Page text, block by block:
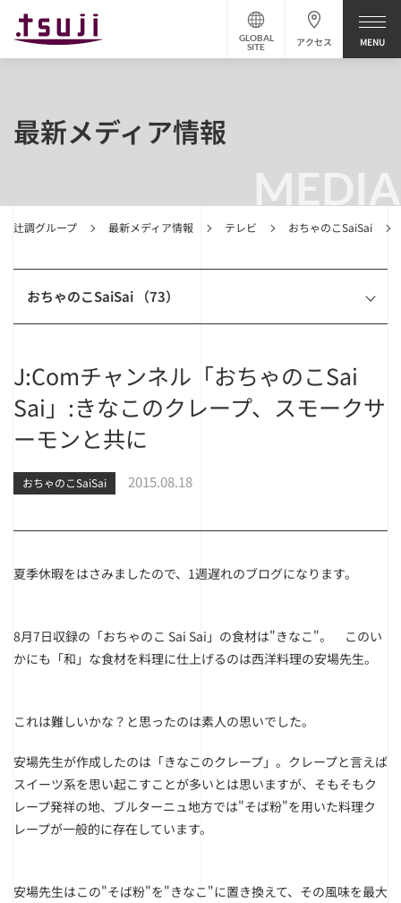
アクセス
GLOBAL
SITE
MEDIA
辻調グループ 最新メディア情報 テレビ おちゃのこSaiSai
最新メディア情報
おちゃのこSaiSai （73）
J:Comチャンネル「おちゃのこSai
Sai」:きなこのクレープ、スモークサ
ーモンと共に
おちゃのこSaiSai 2015.08.18
夏季休暇をはさみましたので、1週遅れのブログになります。
8月7日収録の「おちゃのこ Sai Sai」の食材は"きなこ"。 このい
かにも「和」な食材を料理に仕上げるのは西洋料理の安場先生。
これは難しいかな？と思ったのは素人の思いでした。
安場先生が作成したのは「きなこのクレープ」。クレープと言えば
スイーツ系を思い起こすことが多いとは思いますが、そもそもク
レープ発祥の地、ブルターニュ地方では"そば粉"を用いた料理ク
レープが一般的に存在しています。
安場先生はこの"そば粉"を"きなこ"に置き換えて、その風味を最大